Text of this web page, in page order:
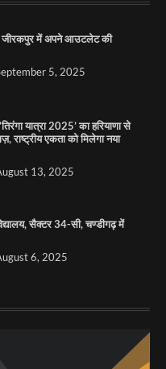
जीरकपुर में अपने आउटलेट की
5, 2025
यात्रा 2025’ का हरियाणा से
राष्ट्रीय एकता को मिलेगा नया
13, 2025
सैक्टर 34-सी, चण्डीगढ़ में
6, 2025